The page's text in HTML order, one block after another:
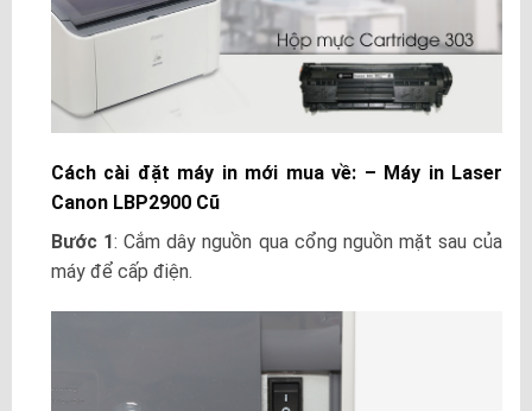
Cách cài đặt máy in mới mua về: – Máy in Laser
Canon LBP2900 Cũ
Bước 1: Cắm dây nguồn qua cổng nguồn mặt sau của
máy để cấp điện.